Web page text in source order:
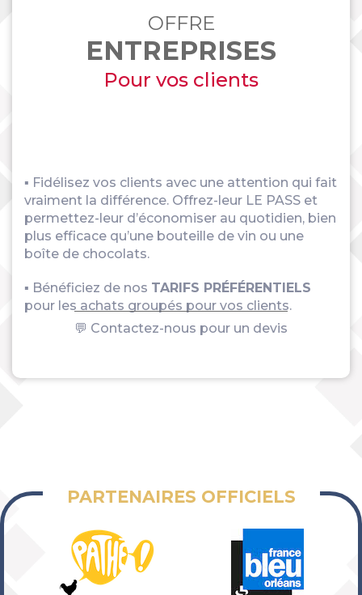
OFFRE
ENTREPRISES
Pour vos clients
▪ Fidélisez vos clients avec une attention qui fait
vraiment la différence. Offrez-leur LE PASS et
permettez-leur d’économiser au quotidien, bien
plus efficace qu’une bouteille de vin ou une
boîte de chocolats.
▪ Bénéficiez de nos TARIFS PRÉFÉRENTIELS
pour les achats groupés pour vos clients.
💬 Contactez-nous pour un devis
PARTENAIRES OFFICIELS